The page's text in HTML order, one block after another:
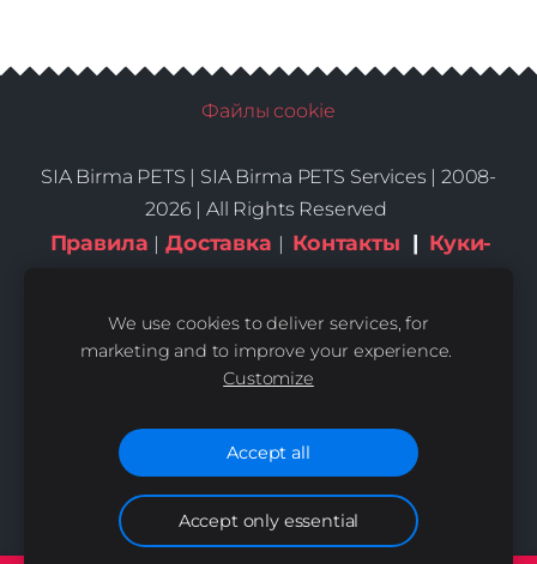
Файлы cookie
SIA Birma PETS | SIA Birma PETS Services | 2008-
2026 | All Rights Reserved
Правила | Доставка | Контакты | Куки-
We use cookies to deliver services, for
marketing and to improve your experience.
Customize
Accept all
Accept only essential